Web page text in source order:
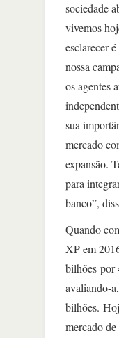
sociedade
vivemos
esclarecer
nossa
os agentes
sua
mercado
expansão.
para
banco”,
Quando
XP em
bilhões por
avaliando-
bilhões.
mercado